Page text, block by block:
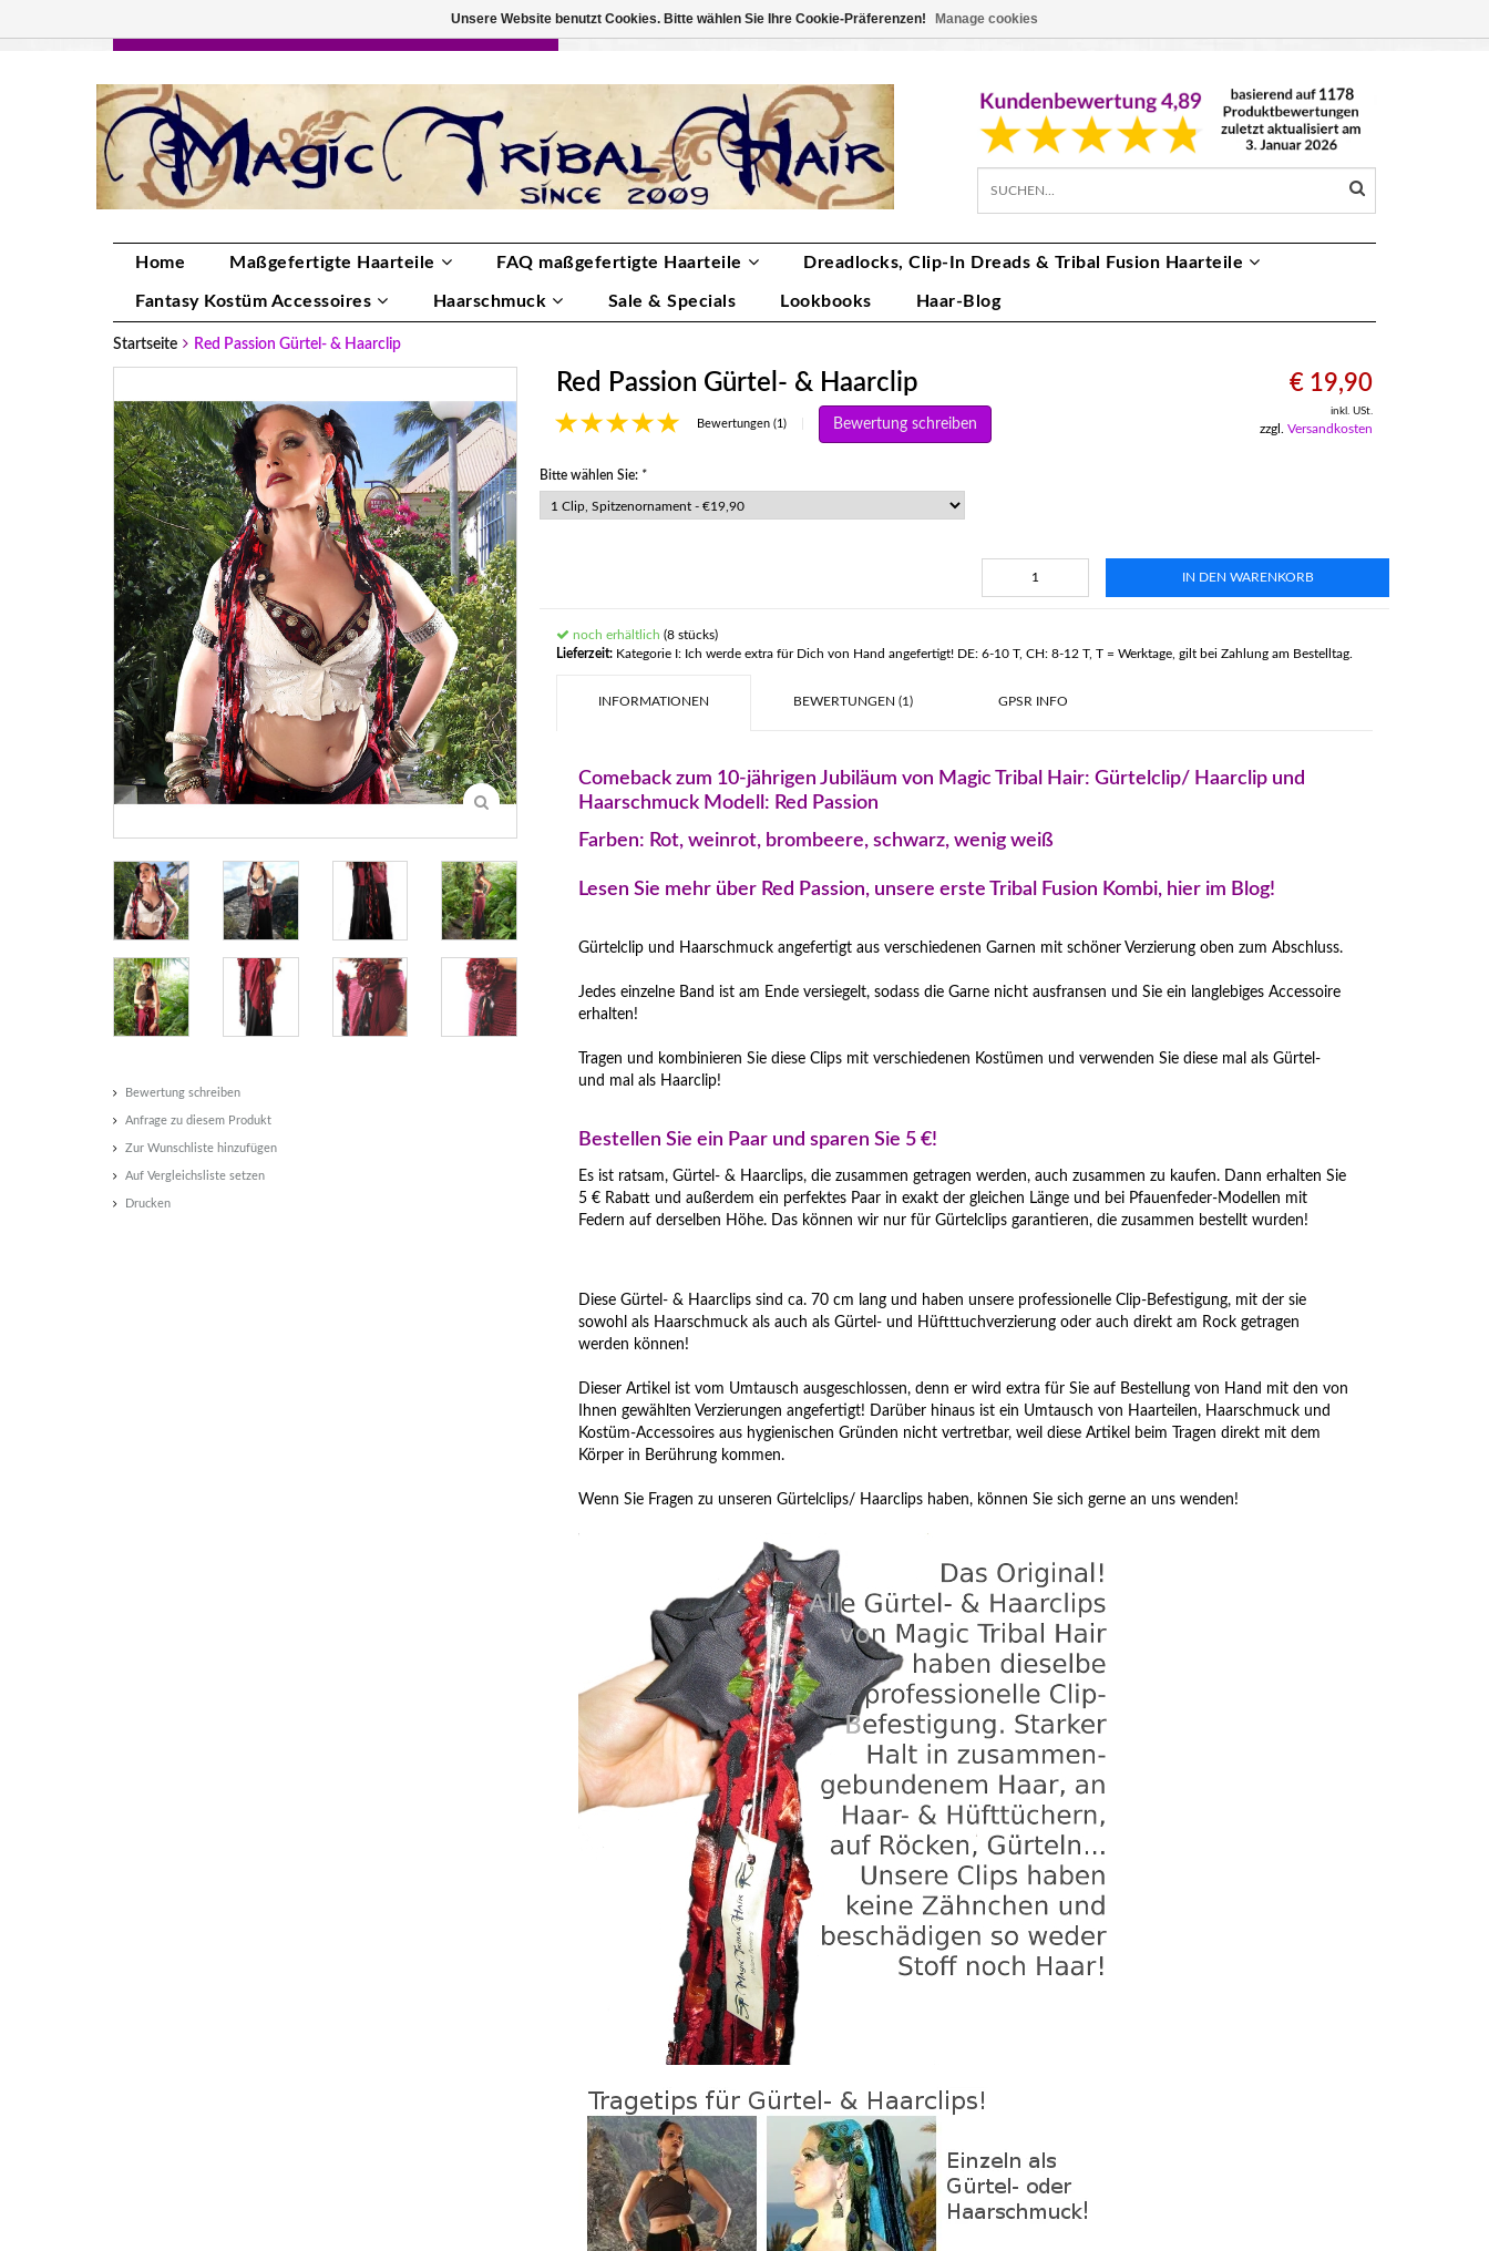
HANDGEFERTIGTE HAARTEILE, DEINE FARBE ANMELDEN 0 ARTIKEL €0,00
Home Maßgefertigte Haarteile FAQ maßgefertigte Haarteile Dreadlocks, Clip-In Dreads & Tribal Fusion Haarteile
Fantasy Kostüm Accessoires Haarschmuck Sale & Specials Lookbooks Haar-Blog
Startseite Red Passion Gürtel- & Haarclip
Bewertung schreiben
Anfrage zu diesem Produkt
Zur Wunschliste hinzufügen
Auf Vergleichsliste setzen
Drucken
Red Passion Gürtel- & Haarclip
Bewertungen (1) Bewertung schreiben
€ 19,90
inkl. USt.
zzgl.Versandkosten
Bitte wählen Sie: *
IN DEN WARENKORB
noch erhältlich (8 stücks)
Lieferzeit: Kategorie I: Ich werde extra für Dich von Hand angefertigt! DE: 6-10 T, CH: 8-12 T, T = Werktage, gilt bei Zahlung am Bestelltag.
INFORMATIONEN BEWERTUNGEN (1) GPSR INFO
Comeback zum 10-jährigen Jubiläum von Magic Tribal Hair: Gürtelclip/ Haarclip und
Haarschmuck Modell: Red Passion
Farben: Rot, weinrot, brombeere, schwarz, wenig weiß
Lesen Sie mehr über Red Passion, unsere erste Tribal Fusion Kombi, hier im Blog!
Gürtelclip und Haarschmuck angefertigt aus verschiedenen Garnen mit schöner Verzierung oben zum Abschluss.
Jedes einzelne Band ist am Ende versiegelt, sodass die Garne nicht ausfransen und Sie ein langlebiges Accessoire
erhalten!
Tragen und kombinieren Sie diese Clips mit verschiedenen Kostümen und verwenden Sie diese mal als Gürtel-
und mal als Haarclip!
Bestellen Sie ein Paar und sparen Sie 5 €!
Es ist ratsam, Gürtel- & Haarclips, die zusammen getragen werden, auch zusammen zu kaufen. Dann erhalten Sie
5 € Rabatt und außerdem ein perfektes Paar in exakt der gleichen Länge und bei Pfauenfeder-Modellen mit
Federn auf derselben Höhe. Das können wir nur für Gürtelclips garantieren, die zusammen bestellt wurden!
Diese Gürtel- & Haarclips sind ca. 70 cm lang und haben unsere professionelle Clip-Befestigung, mit der sie
sowohl als Haarschmuck als auch als Gürtel- und Hüftttuchverzierung oder auch direkt am Rock getragen
werden können!
Dieser Artikel ist vom Umtausch ausgeschlossen, denn er wird extra für Sie auf Bestellung von Hand mit den von
Ihnen gewählten Verzierungen angefertigt! Darüber hinaus ist ein Umtausch von Haarteilen, Haarschmuck und
Kostüm-Accessoires aus hygienischen Gründen nicht vertretbar, weil diese Artikel beim Tragen direkt mit dem
Körper in Berührung kommen.
Wenn Sie Fragen zu unseren Gürtelclips/ Haarclips haben, können Sie sich gerne an uns wenden!
Unsere Website benutzt Cookies. Bitte wählen Sie Ihre Cookie-Präferenzen! Manage cookies